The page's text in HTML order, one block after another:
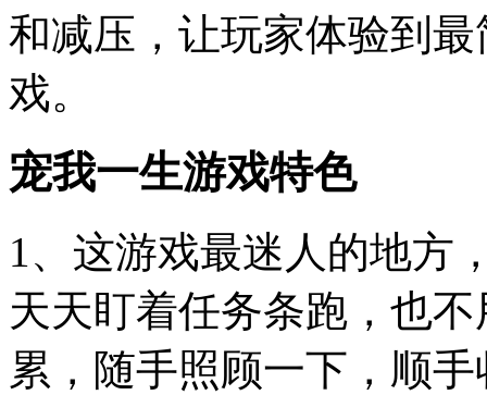
和减压，让玩家体验到
戏。
宠我一生游戏特色
1、这游戏最迷人的地方
天天盯着任务条跑，也
累，随手照顾一下，顺